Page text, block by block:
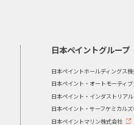
日本ペイントグループ
日本ペイントホールディングス
日本ペイント・オートモーティ
日本ペイント・インダストリア
日本ペイント・サーフケミカル
日本ペイントマリン株式会社